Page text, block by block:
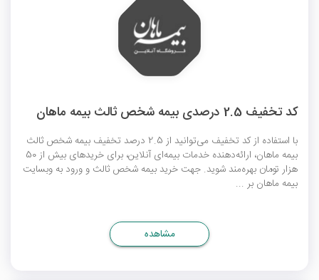
کد تخفیف 2.5 درصدی بیمه شخص ثالث بیمه ماهان
با استفاده از کد تخفیف می‌توانید از 2.5 درصد تخفیف بیمه شخص ثالث
بیمه ماهان، ارائه‌دهنده خدمات بیمه‌ای آنلاین، برای خریدهای بیش از 50
هزار تومان بهره‌مند شوید. جهت خرید بیمه شخص ثالث و ورود به وبسایت
بیمه ماهان بر ...
مشاهده